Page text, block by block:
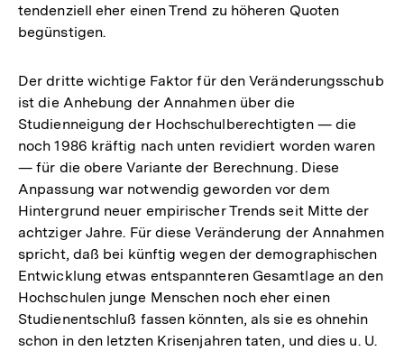
tendenziell eher einen Trend zu höheren Quoten
begünstigen.
Der dritte wichtige Faktor für den Veränderungsschub
ist die Anhebung der Annahmen über die
Studienneigung der Hochschulberechtigten — die
noch 1986 kräftig nach unten revidiert worden waren
— für die obere Variante der Berechnung. Diese
Anpassung war notwendig geworden vor dem
Hintergrund neuer empirischer Trends seit Mitte der
achtziger Jahre. Für diese Veränderung der Annahmen
spricht, daß bei künftig wegen der demographischen
Entwicklung etwas entspannteren Gesamtlage an den
Hochschulen junge Menschen noch eher einen
Studienentschluß fassen könnten, als sie es ohnehin
schon in den letzten Krisenjahren taten, und dies u. U.